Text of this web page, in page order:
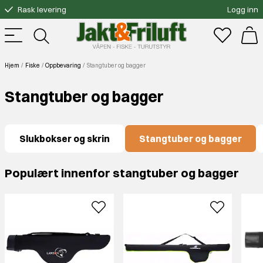
Rask levering
Gratis bytte
Fri frakt over 3000.-
Logg inn
Hjem Fiske Oppbevaring Stangtuber og bagger
Stangtuber og bagger
Slukbokser og skrin Stangtuber og bagger
Populært innenfor stangtuber og bagger